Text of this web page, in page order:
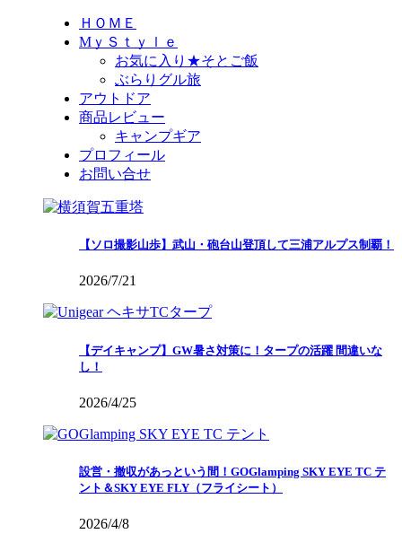
ＨＯＭＥ
MｙＳｔｙｌｅ
お気に入り★そとご飯
ぶらりグル旅
アウトドア
商品レビュー
キャンプギア
プロフィール
お問い合せ
【ソロ撮影山歩】武山・砲台山登頂して三浦アルプス制覇！
2026/7/21
【デイキャンプ】GW暑さ対策に！タープの活躍 間違いな
し！
2026/4/25
設営・撤収があっという間！GOGlamping SKY EYE TC テ
ント＆SKY EYE FLY（フライシート）
2026/4/8